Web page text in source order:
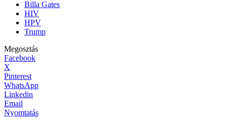
Billa Gates
HIV
HPV
Trump
Megosztás
Facebook
X
Pinterest
WhatsApp
Linkedin
Email
Nyomtatás